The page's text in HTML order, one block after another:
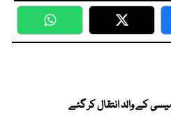
WhatsApp Twitter
کے والد انتقال کر گئے